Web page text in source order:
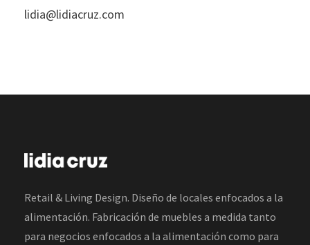
lidia@lidiacruz.com
Retail & Living Design. Diseño de locales enfocados a la
alimentación. Fabricación de muebles a medida tanto
para negocios enfocados a la alimentación como para